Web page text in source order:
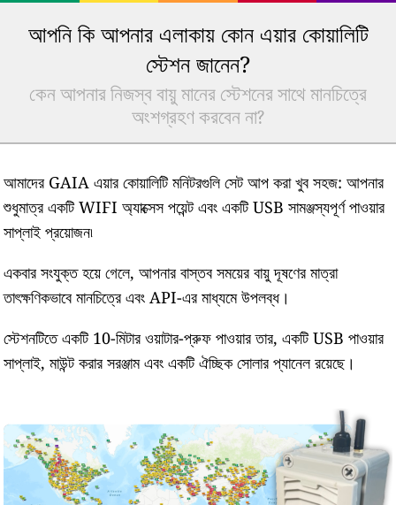
আপনি কি আপনার এলাকায় কোন এয়ার কোয়ালিটি
স্টেশন জানেন?
কেন আপনার নিজস্ব বায়ু মানের স্টেশনের সাথে মানচিত্রে
অংশগ্রহণ করবেন না?
আমাদের GAIA এয়ার কোয়ালিটি মনিটরগুলি সেট আপ করা খুব সহজ: আপনার
শুধুমাত্র একটি WIFI অ্যাক্সেস পয়েন্ট এবং একটি USB সামঞ্জস্যপূর্ণ পাওয়ার
সাপ্লাই প্রয়োজন৷
একবার সংযুক্ত হয়ে গেলে, আপনার বাস্তব সময়ের বায়ু দূষণের মাত্রা
তাৎক্ষণিকভাবে মানচিত্রে এবং API-এর মাধ্যমে উপলব্ধ।
স্টেশনটিতে একটি 10-মিটার ওয়াটার-প্রুফ পাওয়ার তার, একটি USB পাওয়ার
সাপ্লাই, মাউন্ট করার সরঞ্জাম এবং একটি ঐচ্ছিক সোলার প্যানেল রয়েছে।